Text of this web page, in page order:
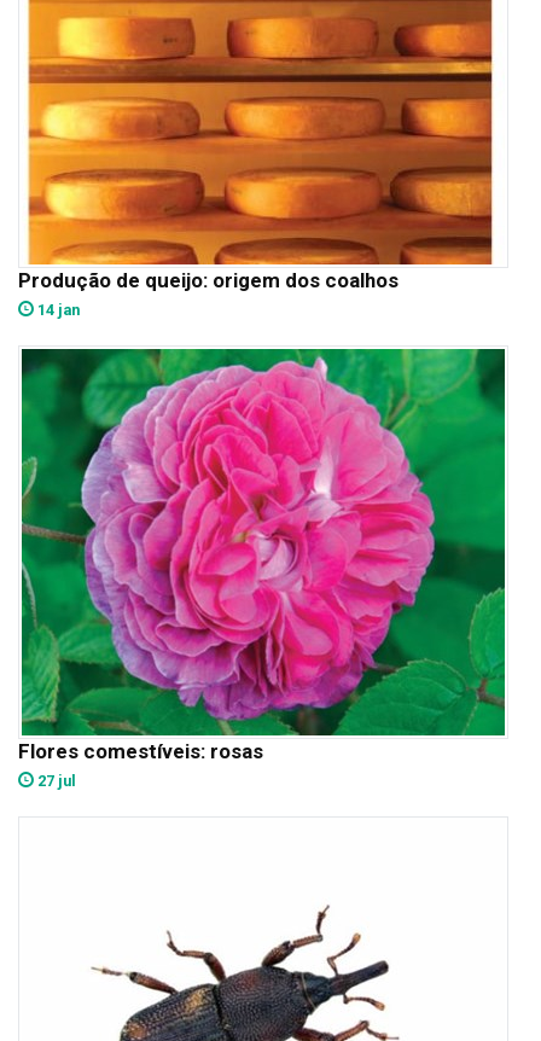
Produção de queijo: origem dos coalhos
14 jan
Flores comestíveis: rosas
27 jul